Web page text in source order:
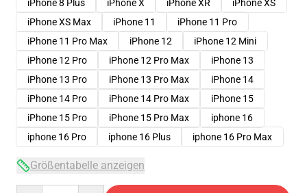
iPhone 8 Plus
iPhone X iPhone XR
iPhone XS
iPhone XS Max
iPhone 11
iPhone 11 Pro
iPhone 11 Pro Max
iPhone 12
iPhone 12 Mini
iPhone 12 Pro
iPhone 12 Pro Max
iPhone 13
iPhone 13 Pro
iPhone 13 Pro Max
iPhone 14
iPhone 14 Pro
iPhone 14 Pro Max
iPhone 15
iPhone 15 Pro
iPhone 15 Pro Max
iphone 16
iphone 16 Pro
iphone 16 Plus iphone 16 Pro Max
Größentabelle anzeigen